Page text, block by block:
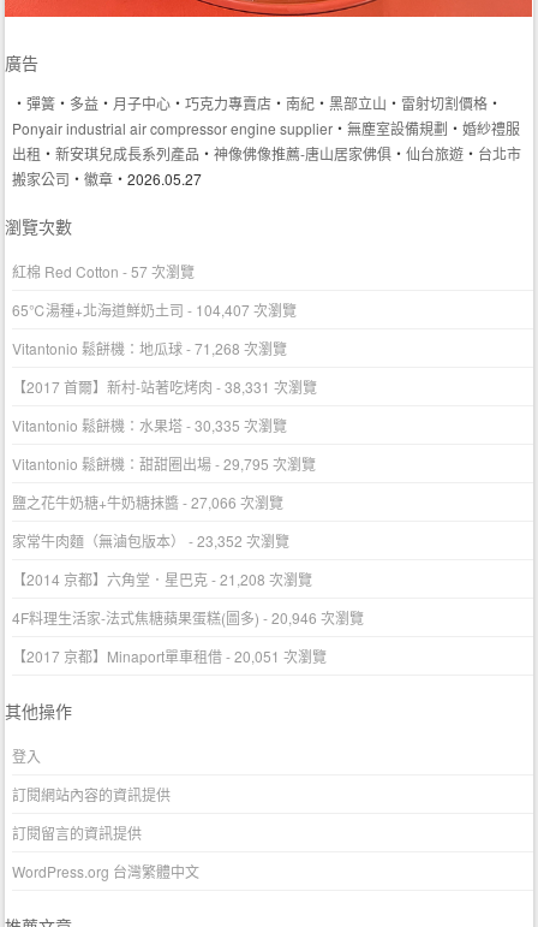
廣告
‧彈簧 ‧ 多益 ‧ 月子中心 ‧巧克力專賣店 ‧南紀 ‧黑部立山 ‧ 雷射切割價格 ‧
Ponyair industrial air compressor engine supplier ‧無塵室設備規劃 ‧婚紗禮服
出租 ‧新安琪兒成長系列產品 ‧神像佛像推薦-唐山居家佛俱 ‧仙台旅遊 ‧ 台北市
搬家公司 ‧徽章 ‧2026.05.27
瀏覽次數
紅棉 Red Cotton - 57 次瀏覽
65℃湯種+北海道鮮奶土司 - 104,407 次瀏覽
Vitantonio 鬆餅機：地瓜球- 71,268 次瀏覽
【2017 首爾】新村-站著吃烤肉 - 38,331 次瀏覽
Vitantonio 鬆餅機：水果塔- 30,335 次瀏覽
Vitantonio 鬆餅機：甜甜圈出場- 29,795 次瀏覽
鹽之花牛奶糖+牛奶糖抹醬- 27,066 次瀏覽
家常牛肉麵（無滷包版本）
- 23,352 次瀏覽
【2014 京都】六角堂．星巴克- 21,208 次瀏覽
4F料理生活家-法式焦糖蘋果蛋糕(圖多) - 20,946 次瀏覽
【2017 京都】Minaport單車租借- 20,051 次瀏覽
其他操作
登入
訂閱網站內容的資訊提供
訂閱留言的資訊提供
WordPress.org 台灣繁體中文